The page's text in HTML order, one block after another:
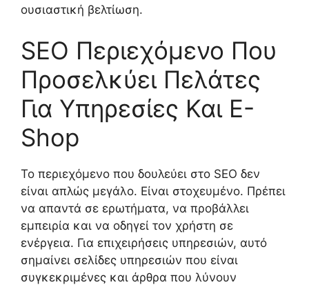
ουσιαστική βελτίωση.
SEO Περιεχόμενο Που
Προσελκύει Πελάτες
Για Υπηρεσίες Και E-
Shop
Το περιεχόμενο που δουλεύει στο SEO δεν
είναι απλώς μεγάλο. Είναι στοχευμένο. Πρέπει
να απαντά σε ερωτήματα, να προβάλλει
εμπειρία και να οδηγεί τον χρήστη σε
ενέργεια. Για επιχειρήσεις υπηρεσιών, αυτό
σημαίνει σελίδες υπηρεσιών που είναι
συγκεκριμένες και άρθρα που λύνουν